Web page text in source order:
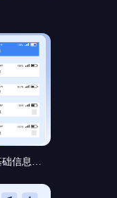
UI界面基础导航栏/标签栏/及基础信息和基础弹窗组件规范分享